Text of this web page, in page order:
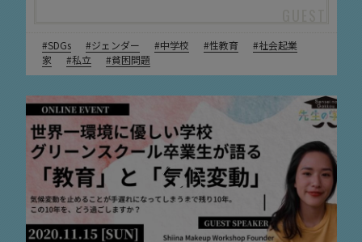
SDGs ジェンダー 中学校 性教育
社会起業
家
私立 貧困問題